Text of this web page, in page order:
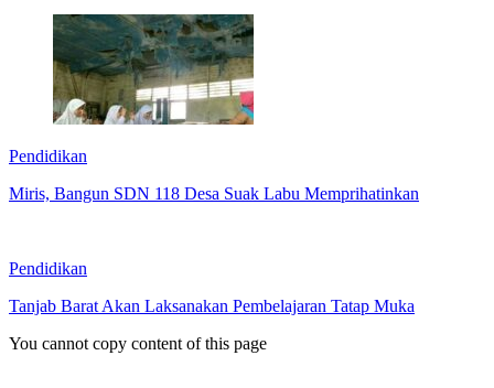
Pendidikan
Miris, Bangun SDN 118 Desa Suak Labu Memprihatinkan
Pendidikan
Tanjab Barat Akan Laksanakan Pembelajaran Tatap Muka
You cannot copy content of this page